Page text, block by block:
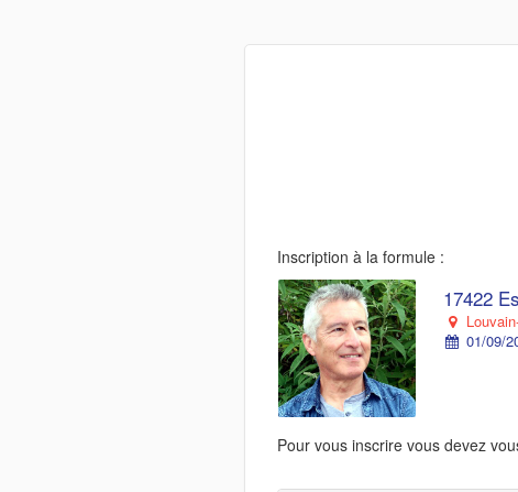
Inscription à la formule :
17422
01/09/
Pour vous inscrire vous devez